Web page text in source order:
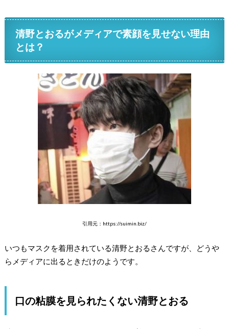
清野とおるがメディアで素顔を見せない理由
とは？
引用元：https://suimin.biz/
いつもマスクを着用されている清野とおるさんですが、どうや
らメディアに出るときだけのようです。
口の粘膜を見られたくない清野とおる